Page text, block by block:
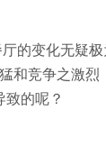
变化无疑极
和竞争之激
的呢？